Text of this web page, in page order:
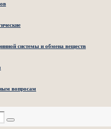
системы и обмена веществ
вопросам
Поиск